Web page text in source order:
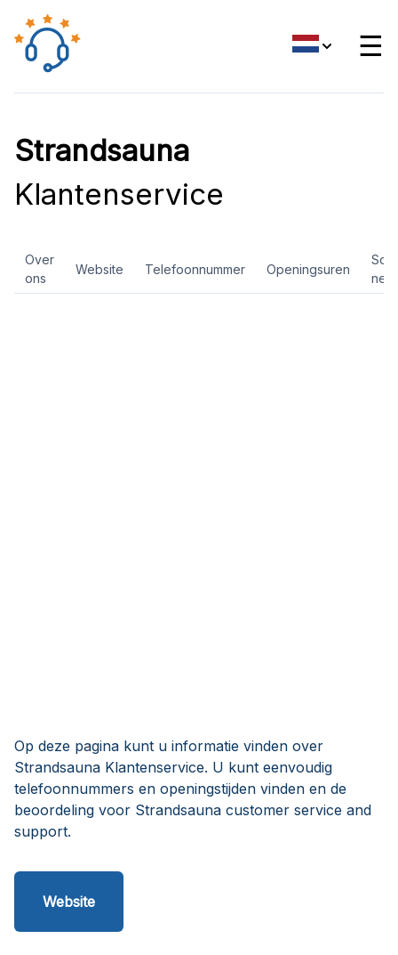
☰
Strandsauna
Klantenservice
Over
ons
Website Telefoonnummer Openingsuren
Op deze pagina kunt u informatie vinden over
Strandsauna Klantenservice. U kunt eenvoudig
telefoonnummers en openingstijden vinden en de
beoordeling voor Strandsauna customer service and
support.
Website